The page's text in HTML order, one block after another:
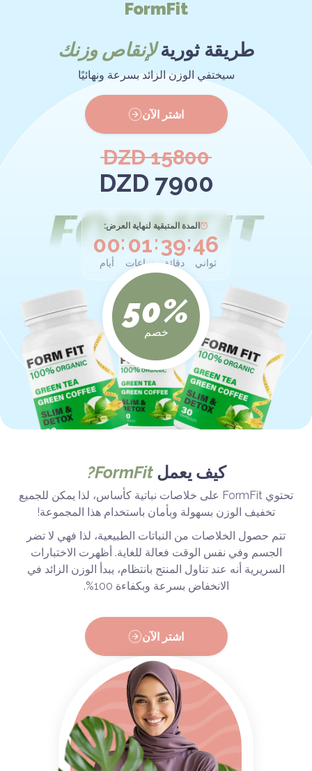
FormFit
طريقة ثوريةلإنقاص وزنك
سيختفي الوزن الزائد بسرعة ونهائيًا
اشتر الآن
7900 DZD
15800 DZD
المدة المتبقية لنهاية العرض:
00
أيام
:01
ساعات
:39
دقائق
:46
ثواني
50%
خصم
كيف يعملFormFit?
تحتوي FormFit على خلاصات نباتية كأساس، لذا يمكن للجميع
تخفيف الوزن بسهولة وبأمان باستخدام هذا المجموعة!
تتم حصول الخلاصات من النباتات الطبيعية، لذا فهي لا تضر
الجسم وفي نفس الوقت فعالة للغاية. أظهرت الاختبارات
السريرية أنه عند تناول المنتج بانتظام، يبدأ الوزن الزائد في
الانخفاض بسرعة وبكفاءة 100%.
اشتر الآن